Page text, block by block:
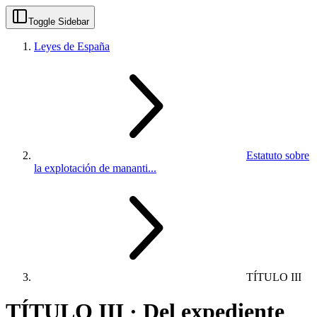
Toggle Sidebar
Leyes de España
Estatuto sobre
la explotación de mananti...
TÍTULO III
TÍTULO III · Del expediente